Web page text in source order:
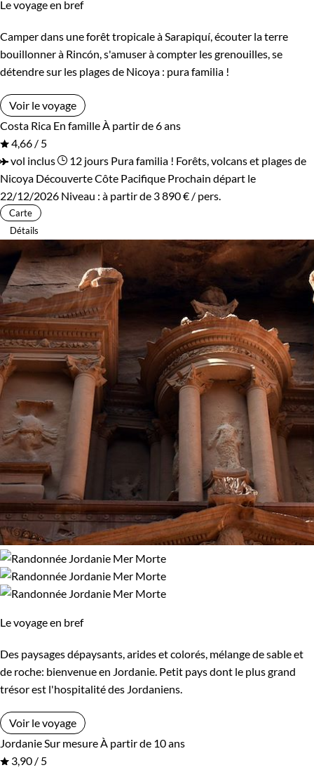
Le voyage en bref
Camper dans une forêt tropicale à Sarapiquí, écouter la terre
bouillonner à Rincón, s'amuser à compter les grenouilles, se
détendre sur les plages de Nicoya : pura familia !
Voir le voyage
Costa Rica En famille À partir de 6 ans
4,66 / 5
vol inclus
12 jours Pura familia ! Forêts, volcans et plages de
Nicoya Découverte Côte Pacifique Prochain départ le
22/12/2026 Niveau : à partir de 3 890 € / pers.
Carte
Détails
Le voyage en bref
Des paysages dépaysants, arides et colorés, mélange de sable et
de roche: bienvenue en Jordanie. Petit pays dont le plus grand
trésor est l'hospitalité des Jordaniens.
Voir le voyage
Jordanie Sur mesure À partir de 10 ans
3,90 / 5